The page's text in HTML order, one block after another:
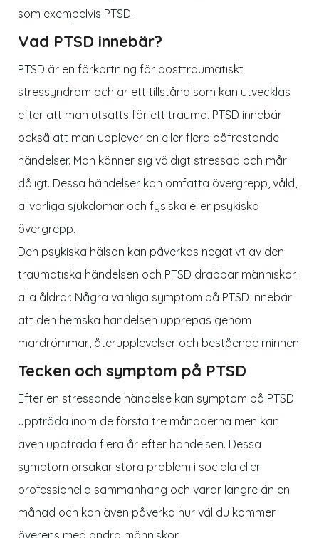
som exempelvis PTSD.
Vad PTSD innebär?
PTSD är en förkortning för posttraumatiskt
stressyndrom och är ett tillstånd som kan utvecklas
efter att man utsatts för ett trauma. PTSD innebär
också att man upplever en eller flera påfrestande
händelser. Man känner sig väldigt stressad och mår
dåligt. Dessa händelser kan omfatta övergrepp, våld,
allvarliga sjukdomar och fysiska eller psykiska
övergrepp.
Den psykiska hälsan kan påverkas negativt av den
traumatiska händelsen och PTSD drabbar människor i
alla åldrar. Några vanliga symptom på PTSD innebär
att den hemska händelsen upprepas genom
mardrömmar, återupplevelser och bestående minnen.
Tecken och symptom på PTSD
Efter en stressande händelse kan symptom på PTSD
uppträda inom de första tre månaderna men kan
även uppträda flera år efter händelsen. Dessa
symptom orsakar stora problem i sociala eller
professionella sammanhang och varar längre än en
månad och kan även påverka hur väl du kommer
överens med andra människor.